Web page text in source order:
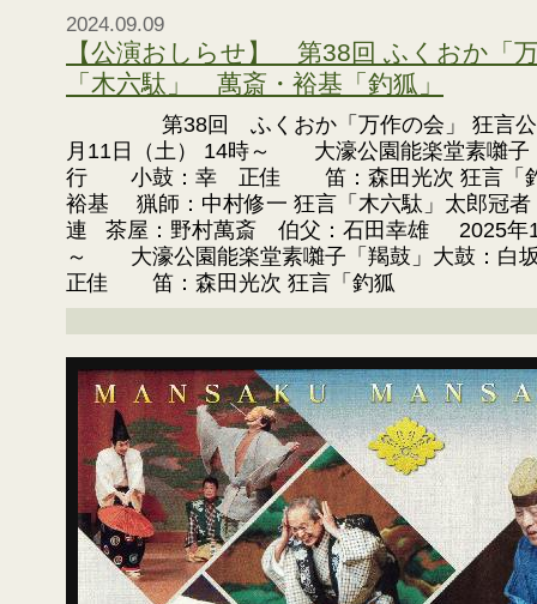
2024.09.09
【公演おしらせ】 第38回 ふくおか「
「木六駄」 萬斎・裕基「釣狐」
第38回 ふくおか「万作の会」 狂言公演
月11日（土） 14時～ 大濠公園能楽堂素囃子
行 小鼓：幸 正佳 笛：森田光次 狂言「釣
裕基 猟師：中村修一 狂言「木六駄」太郎冠
連 茶屋：野村萬斎 伯父：石田幸雄 2025年1
～ 大濠公園能楽堂素囃子「羯鼓」大鼓：
正佳 笛：森田光次 狂言「釣狐